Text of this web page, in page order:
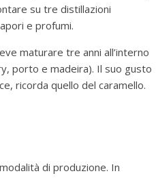
su tre distillazioni
e profumi.
maturare tre anni all’interno
porto e madeira). Il suo gusto
ricorda quello del caramello.
di produzione. In